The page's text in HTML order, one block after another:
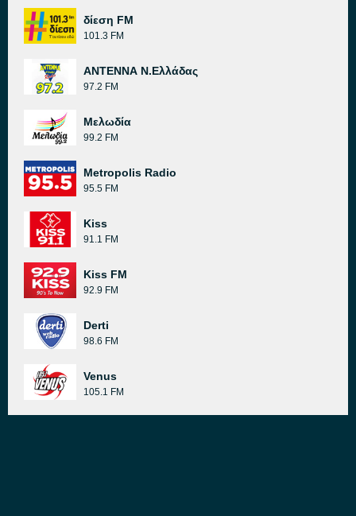
δίεση FM
101.3 FM
ΑΝΤΕΝΝΑ Ν.Ελλάδας
97.2 FM
Μελωδία
99.2 FM
Metropolis Radio
95.5 FM
Kiss
91.1 FM
Kiss FM
92.9 FM
Derti
98.6 FM
Venus
105.1 FM